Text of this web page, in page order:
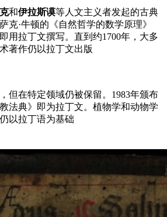
和伊拉斯谟等人文主义者发起的古典
克·牛顿的《自然哲学的数学原理》
即用拉丁文撰写。直到约1700年，大多
著作仍以拉丁文出版
但在特定领域仍被保留。1983年颁布
法典》即为拉丁文。植物学和动物学
以拉丁语为基础